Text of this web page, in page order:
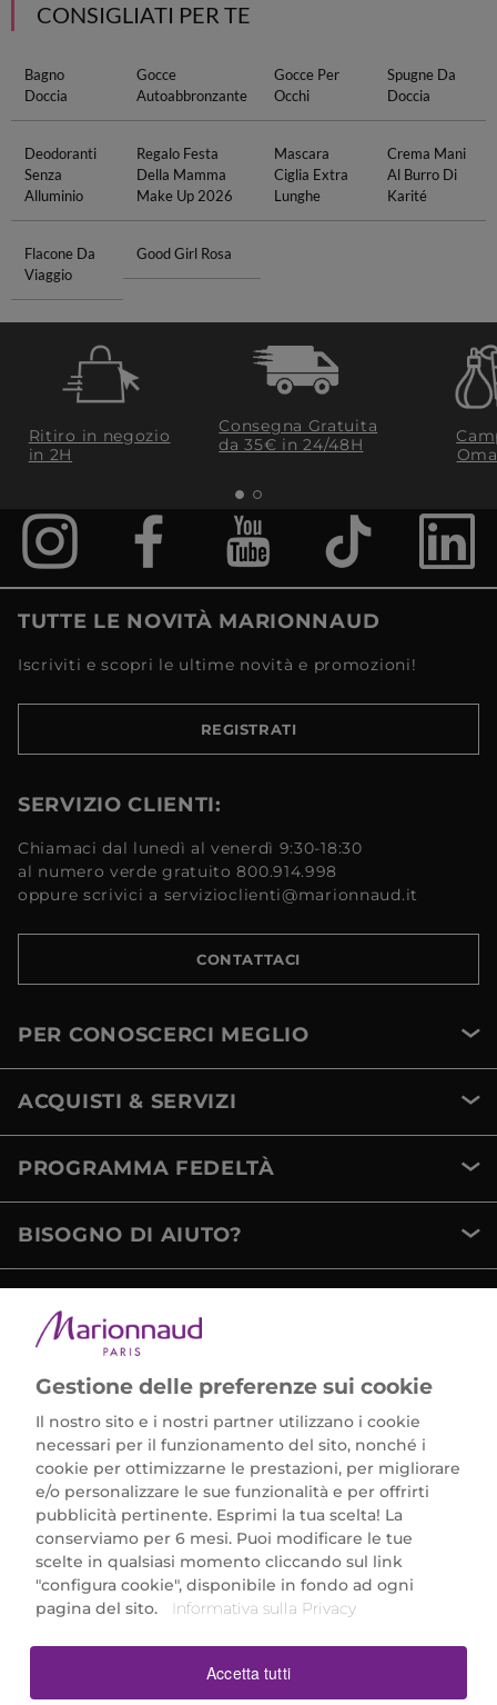
CONSIGLIATI PER TE
Bagno
Doccia
Gocce
Autoabbronzante
Gocce Per
Occhi
Spugne Da
Doccia
Deodoranti
Senza
Alluminio
Regalo Festa
Della Mamma
Make Up 2026
Mascara
Ciglia Extra
Lunghe
Crema Mani
Al Burro Di
Karité
Flacone Da
Viaggio
Good Girl Rosa
Ritiro in negozio
in 2H
Consegna Gratuita
da 35€​ in 24/48H
TUTTE LE NOVITÀ MARIONNAUD
Iscriviti e scopri le ultime novità e promozioni!
REGISTRATI
SERVIZIO CLIENTI:
Chiamaci dal lunedì al venerdì 9:30-18:30
al numero verde gratuito 800.914.998
oppure scrivici a servizioclienti@marionnaud.it
CONTATTACI
PER CONOSCERCI MEGLIO
ACQUISTI & SERVIZI
PROGRAMMA FEDELTÀ
BISOGNO DI AIUTO?
Marionnaud Parfumeries Italia S.r.l.
Largo Fiera Milano 5, 20017 Rho (MI)
REA Milano 1650024 con P.IVA 13425220152.
SCARICA LA NOSTRA APP
Gestione delle preferenze sui cookie
Il nostro sito e i nostri partner utilizzano i cookie
necessari per il funzionamento del sito, nonché i
cookie per ottimizzarne le prestazioni, per migliorare
e/o personalizzare le sue funzionalità e per offrirti
pubblicità pertinente. Esprimi la tua scelta! La
conserviamo per 6 mesi. Puoi modificare le tue
scelte in qualsiasi momento cliccando sul link
"configura cookie", disponibile in fondo ad ogni
pagina del sito.
Informativa sulla Privacy
Accetta tutti